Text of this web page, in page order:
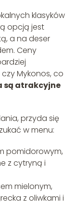
klasyków
opcją jest
a na deser
Ceny
Mykonos, co
są atrakcyjne
przyda się
w menu:
pomidorowym,
z cytryną i
mielonym,
z oliwkami i